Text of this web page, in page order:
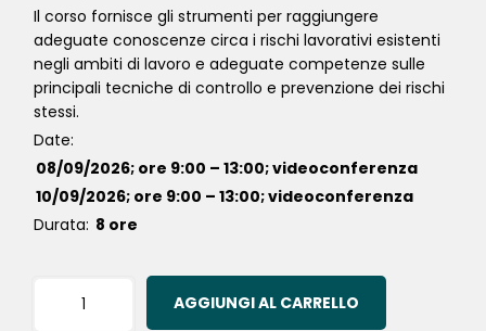
Il corso fornisce gli strumenti per raggiungere
adeguate conoscenze circa i rischi lavorativi esistenti
negli ambiti di lavoro e adeguate competenze sulle
principali tecniche di controllo e prevenzione dei rischi
stessi.
Date:
08/09/2026; ore 9:00 – 13:00; videoconferenza
10/09/2026; ore 9:00 – 13:00; videoconferenza
Durata: 8 ore
AGGIUNGI AL CARRELLO